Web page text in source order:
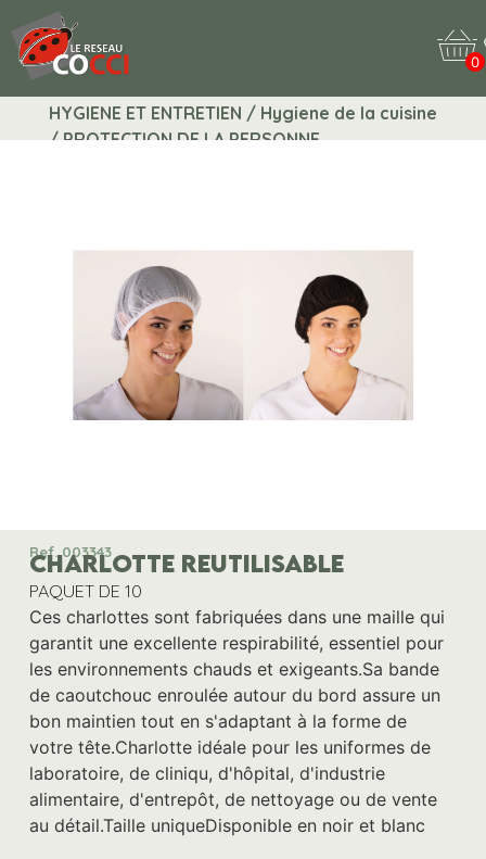
0
HYGIENE ET ENTRETIEN / Hygiene de la cuisine
/ PROTECTION DE LA PERSONNE
Ref. 003343
CHARLOTTE REUTILISABLE
PAQUET DE 10
Ces charlottes sont fabriquées dans une maille qui
garantit une excellente respirabilité, essentiel pour
les environnements chauds et exigeants.Sa bande
de caoutchouc enroulée autour du bord assure un
bon maintien tout en s'adaptant à la forme de
votre tête.Charlotte idéale pour les uniformes de
laboratoire, de cliniqu, d'hôpital, d'industrie
alimentaire, d'entrepôt, de nettoyage ou de vente
au détail.Taille uniqueDisponible en noir et blanc